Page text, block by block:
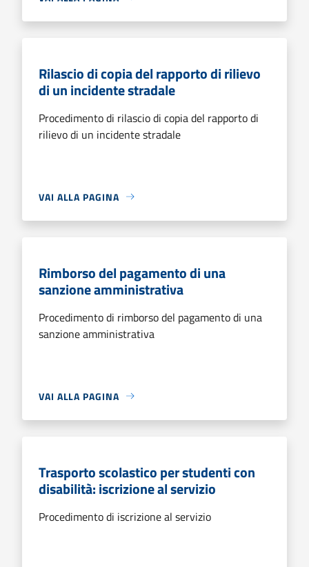
Rilascio di copia del rapporto di rilievo
di un incidente stradale
Procedimento di rilascio di copia del rapporto di
rilievo di un incidente stradale
VAI ALLA PAGINA
Rimborso del pagamento di una
sanzione amministrativa
Procedimento di rimborso del pagamento di una
sanzione amministrativa
VAI ALLA PAGINA
Trasporto scolastico per studenti con
disabilità: iscrizione al servizio
Procedimento di iscrizione al servizio